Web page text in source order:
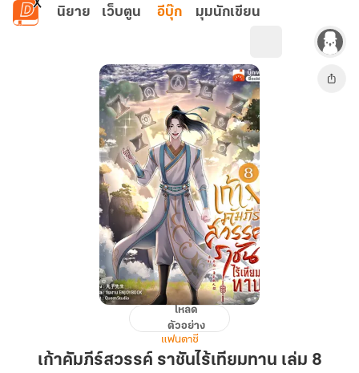
ข้ามไปยังเนื้อหาหลัก
นิยาย เว็บตูน อีบุ๊ก มุมนักเขียน
สวรรค์
โหลด
ตัวอย่าง
แฟนตาซี
เก้าคัมภีร์สวรรค์ ราชันไร้เทียมทาน เล่ม 8